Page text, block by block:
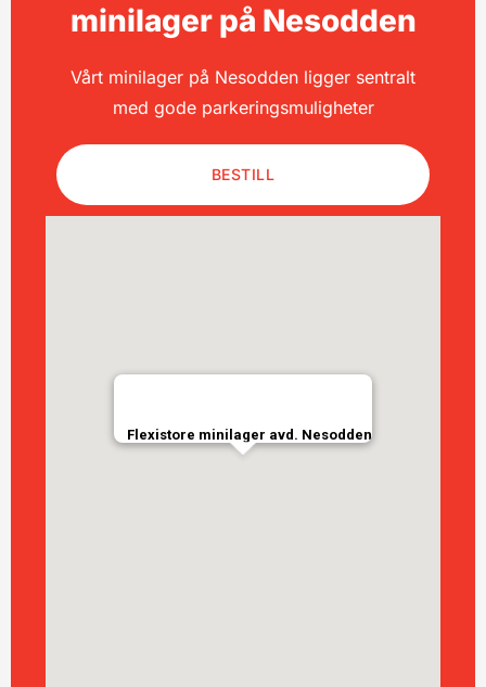
minilager på Nesodden
Vårt minilager på Nesodden ligger sentralt
med gode parkeringsmuligheter
BESTILL
Flexistore minilager avd. Nesodden